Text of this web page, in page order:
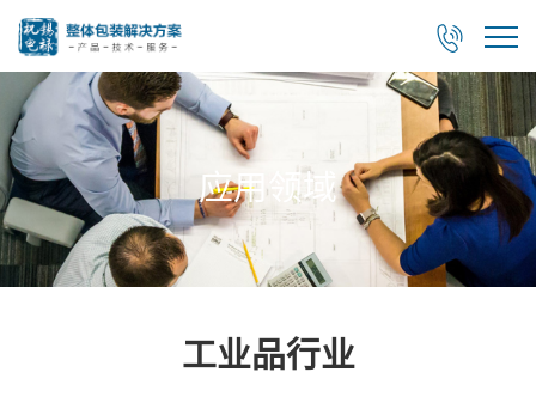

应用领域
工业品行业